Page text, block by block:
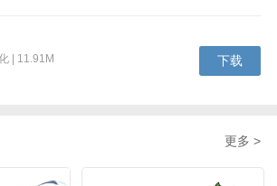
| 11.91M
下载
更多 >